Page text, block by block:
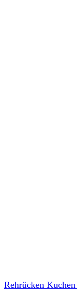
Rehrücken